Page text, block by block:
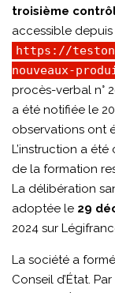
troisième
accessible depuis
https://
nouveaux-
procès-verbal n°
a été notifiée le
observations ont
L’instruction a
de la formation
La délibération
adoptée le 29
2024 sur
La société a
Conseil d’État. Par